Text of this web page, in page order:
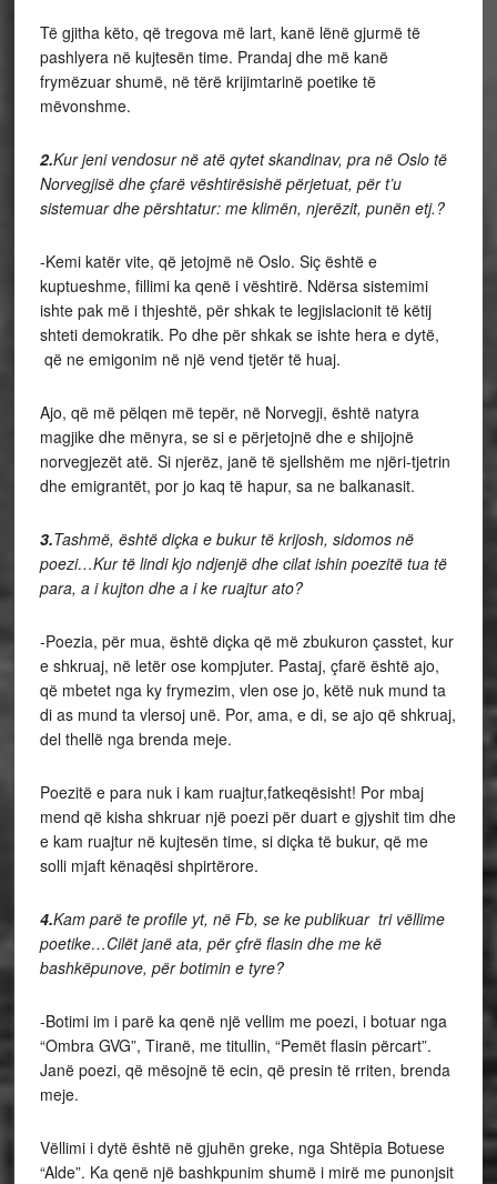
Të gjitha këto, që tregova më lart, kanë lënë gjurmë të
pashlyera në kujtesën time. Prandaj dhe më kanë
frymëzuar shumë, në tërë krijimtarinë poetike të
mëvonshme.
2.Kur jeni vendosur në atë qytet skandinav, pra në Oslo të
Norvegjisë dhe çfarë vështirësishë përjetuat, për t’u
sistemuar dhe përshtatur: me klimën, njerëzit, punën etj.?
-Kemi katër vite, që jetojmë në Oslo. Siç është e
kuptueshme, fillimi ka qenë i vështirë. Ndërsa sistemimi
ishte pak më i thjeshtë, për shkak te legjislacionit të këtij
shteti demokratik. Po dhe për shkak se ishte hera e dytë,
që ne emigonim në një vend tjetër të huaj.
Ajo, që më pëlqen më tepër, në Norvegji, është natyra
magjike dhe mënyra, se si e përjetojnë dhe e shijojnë
norvegjezët atë. Si njerëz, janë të sjellshëm me njëri-tjetrin
dhe emigrantët, por jo kaq të hapur, sa ne balkanasit.
3.Tashmë, është diçka e bukur të krijosh, sidomos në
poezi…Kur të lindi kjo ndjenjë dhe cilat ishin poezitë tua të
para, a i kujton dhe a i ke ruajtur ato?
-Poezia, për mua, është diçka që më zbukuron çasstet, kur
e shkruaj, në letër ose kompjuter. Pastaj, çfarë është ajo,
që mbetet nga ky frymezim, vlen ose jo, këtë nuk mund ta
di as mund ta vlersoj unë. Por, ama, e di, se ajo që shkruaj,
del thellë nga brenda meje.
Poezitë e para nuk i kam ruajtur,fatkeqësisht! Por mbaj
mend që kisha shkruar një poezi për duart e gjyshit tim dhe
e kam ruajtur në kujtesën time, si diçka të bukur, që me
solli mjaft kënaqësi shpirtërore.
4.Kam parë te profile yt, në Fb, se ke publikuar tri vëllime
poetike…Cilët janë ata, për çfrë flasin dhe me kë
bashkëpunove, për botimin e tyre?
-Botimi im i parë ka qenë një vellim me poezi, i botuar nga
“Ombra GVG”, Tiranë, me titullin, “Pemët flasin përcart”.
Janë poezi, që mësojnë të ecin, që presin të rriten, brenda
meje.
Vëllimi i dytë është në gjuhën greke, nga Shtëpia Botuese
“Alde”. Ka qenë një bashkpunim shumë i mirë me punonjsit